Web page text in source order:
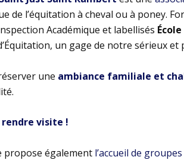
de l’équitation à cheval ou à poney.
Académique et labellisés
un gage de notre sérieux
une ambiance familiale et
rendre visite !
propose également l’accueil de